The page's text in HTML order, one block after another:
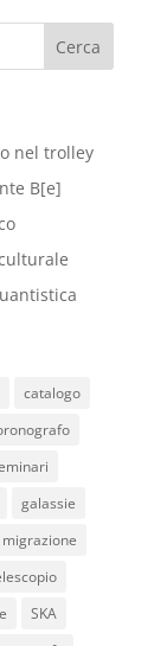
nel trolley
B[e]
catalogo
galassie
migrazione
SKA